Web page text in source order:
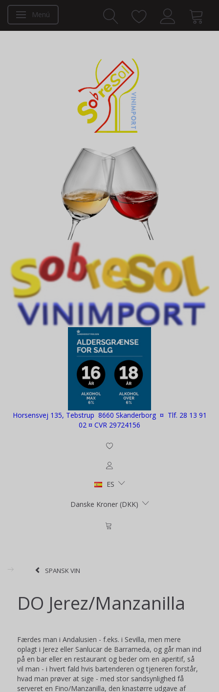
Navegación de palanca
Menú
Horsensvej 135, Tebstrup 8660 Skanderborg ¤ Tlf. 28 13 91
02 ¤ CVR 29724156
ES
Danske Kroner (DKK)
SPANSK VIN
DO Jerez/Manzanilla
Færdes man i Andalusien - f.eks. i Sevilla, men mere
oplagt i Jerez eller Sanlucar de Barrameda, og går man ind
på en bar eller en restaurant og beder om en aperitif, så
vil man - i hvert fald hvis bartenderen og tjeneren forstår,
hvad man prøver at sige - med stor sandsynlighed få
serveret en Fino/Manzanilla, den knastørre udgave af